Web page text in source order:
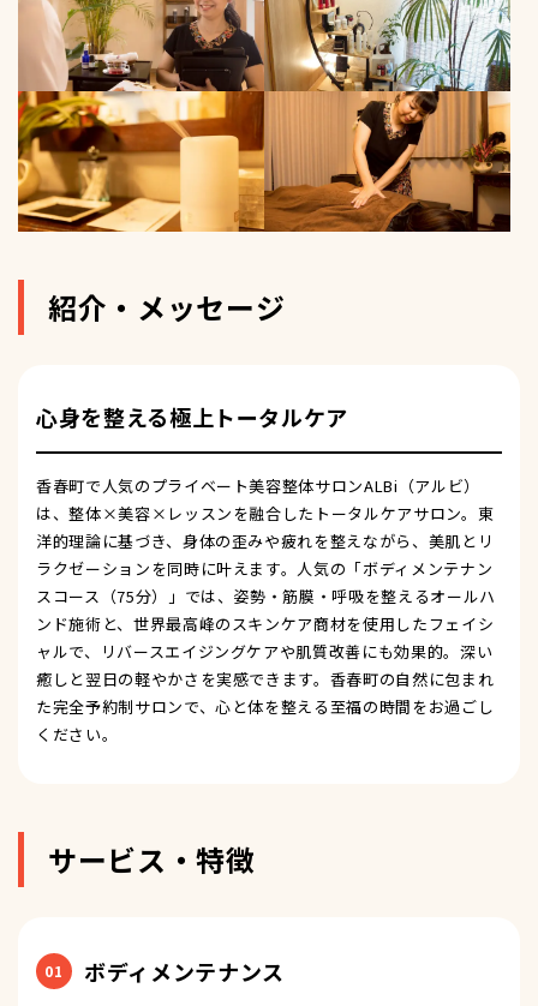
紹介・メッセージ
心身を整える極上トータルケア
香春町で人気のプライベート美容整体サロンALBi（アルビ）
は、整体×美容×レッスンを融合したトータルケアサロン。東
洋的理論に基づき、身体の歪みや疲れを整えながら、美肌とリ
ラクゼーションを同時に叶えます。人気の「ボディメンテナン
スコース（75分）」では、姿勢・筋膜・呼吸を整えるオールハ
ンド施術と、世界最高峰のスキンケア商材を使用したフェイシ
ャルで、リバースエイジングケアや肌質改善にも効果的。深い
癒しと翌日の軽やかさを実感できます。香春町の自然に包まれ
た完全予約制サロンで、心と体を整える至福の時間をお過ごし
ください。
サービス・特徴
01 ボディメンテナンス